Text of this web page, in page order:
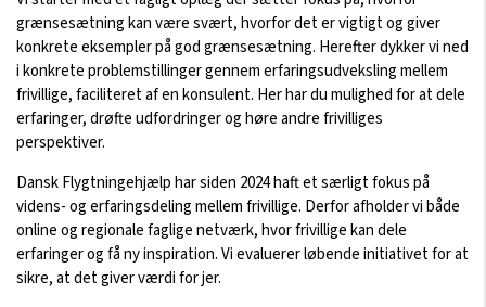
grænsesætning kan være svært, hvorfor det er vigtigt og giver
konkrete eksempler på god grænsesætning. Herefter dykker vi ned
i konkrete problemstillinger gennem erfaringsudveksling mellem
frivillige, faciliteret af en konsulent. Her har du mulighed for at dele
erfaringer, drøfte udfordringer og høre andre frivilliges
perspektiver.
Dansk Flygtningehjælp har siden 2024 haft et særligt fokus på
videns- og erfaringsdeling mellem frivillige. Derfor afholder vi både
online og regionale faglige netværk, hvor frivillige kan dele
erfaringer og få ny inspiration. Vi evaluerer løbende initiativet for at
sikre, at det giver værdi for jer.